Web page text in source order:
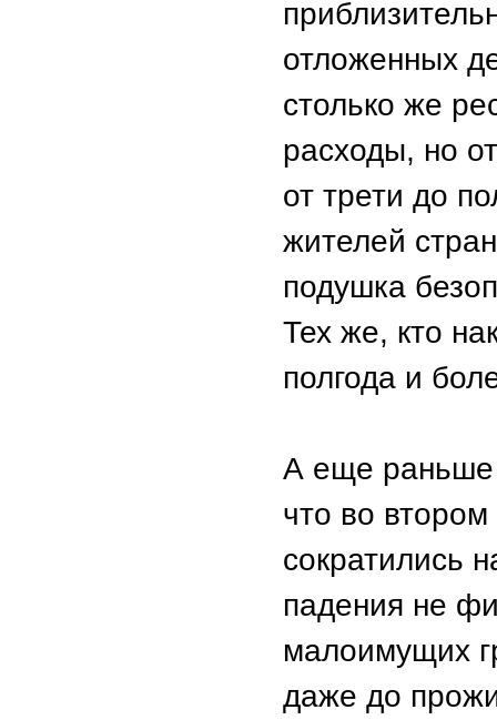
отложенных
столько же
расходы, но
от трети до
жителей
подушка
Тех же, кто
полгода и
А еще раньше
что во
сократились
падения не
малоимущих
даже до